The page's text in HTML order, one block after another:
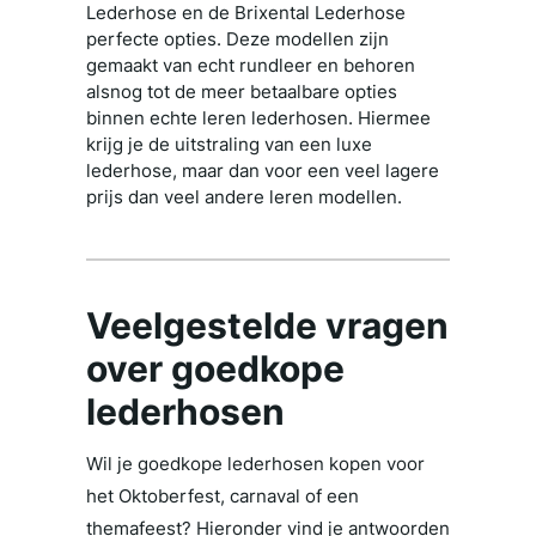
Lederhose en de Brixental Lederhose
perfecte opties. Deze modellen zijn
gemaakt van echt rundleer en behoren
alsnog tot de meer betaalbare opties
binnen echte leren lederhosen. Hiermee
krijg je de uitstraling van een luxe
lederhose, maar dan voor een veel lagere
prijs dan veel andere leren modellen.
Veelgestelde vragen
over goedkope
lederhosen
Wil je goedkope lederhosen kopen voor
het Oktoberfest, carnaval of een
themafeest? Hieronder vind je antwoorden